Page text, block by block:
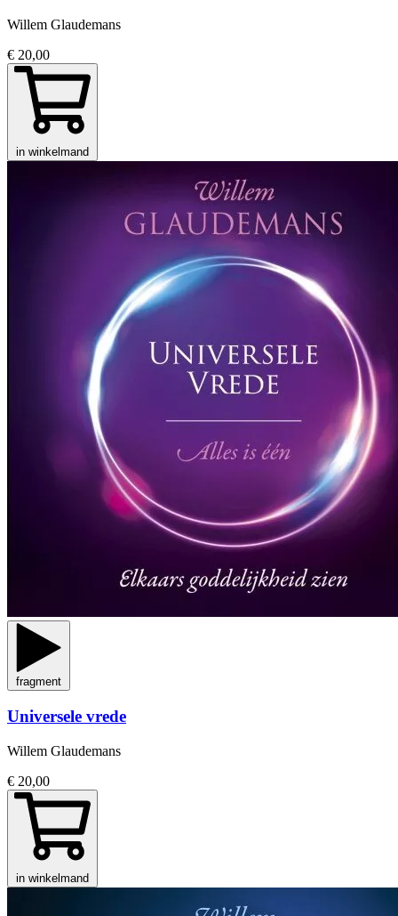
Willem Glaudemans
€ 20,00
in winkelmand
fragment
Universele vrede
Willem Glaudemans
€ 20,00
in winkelmand